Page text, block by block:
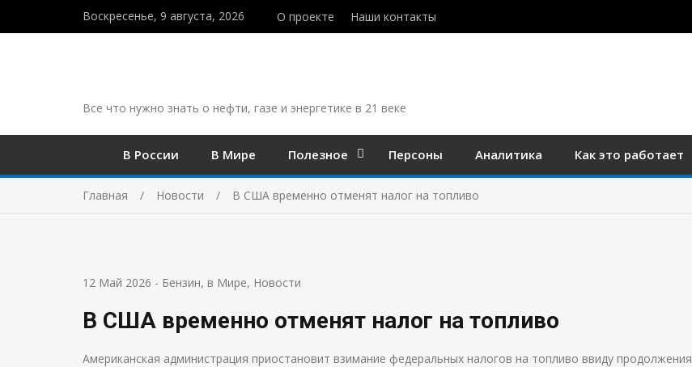
Воскресенье, 9 августа, 2026 О проекте Наши контакты
Все что нужно знать о нефти, газе и энергетике в 21 веке
В России В Мире Полезное Персоны Аналитика Как это работает
Главная Новости В США временно отменят налог на топливо
12 Май 2026 - Бензин, в Мире, Новости
В США временно отменят налог на топливо
Американская администрация приостановит взимание федеральных налогов на топливо ввиду продолжения